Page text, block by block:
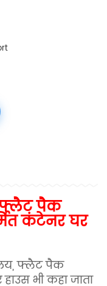
फ्लैट पैक
कंटेनर घर
फ्लैट पैक
भी कहा जाता